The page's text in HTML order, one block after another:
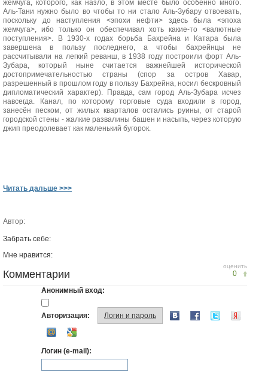
жемчуга, которого, как назло, в этом месте было особенно много.
Аль-Тани нужно было во чтобы то ни стало Аль-Зубару отвоевать,
поскольку до наступления <эпохи нефти> здесь была <эпоха
жемчуга>, ибо только он обеспечивал хоть какие-то <валютные
поступления>. В 1930-х годах борьба Бахрейна и Катара была
завершена в пользу последнего, а чтобы бахрейнцы не
рассчитывали на легкий реванш, в 1938 году построили форт Аль-
Зубара, который ныне считается важнейшей исторической
достопримечательностью страны (спор за остров Хавар,
разрешенный в прошлом году в пользу Бахрейна, носил бескровный
дипломатический характер). Правда, сам город Аль-Зубара исчез
навсегда. Канал, по которому торговые суда входили в город,
занесён песком, от жилых кварталов остались руины, от старой
городской стены - жалкие развалины башен и насыпь, через которую
джип преодолевает как маленький бугорок.
Читать дальше >>>
Автор:
Забрать себе:
Мне нравится:
оценить
0
Комментарии
Анонимный вход:
Авторизация: Логин и пароль
Логин (e-mail):